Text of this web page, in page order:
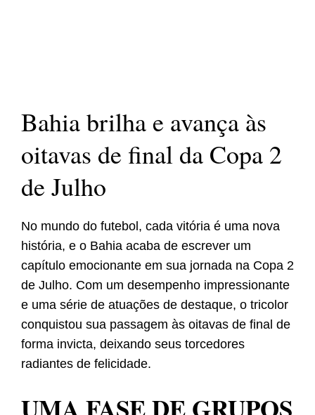
Bahia brilha e avança às
oitavas de final da Copa 2
de Julho
No mundo do futebol, cada vitória é uma nova
história, e o Bahia acaba de escrever um
capítulo emocionante em sua jornada na Copa 2
de Julho. Com um desempenho impressionante
e uma série de atuações de destaque, o tricolor
conquistou sua passagem às oitavas de final de
forma invicta, deixando seus torcedores
radiantes de felicidade.